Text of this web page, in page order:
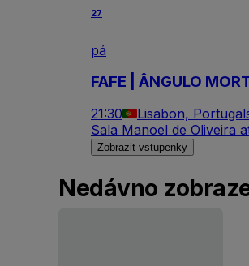
27
pá
FAFE | ÂNGULO
21:30 Lisabon,
Sala Manoel de Oliveira
Zobrazit vstupenky
Nedávno